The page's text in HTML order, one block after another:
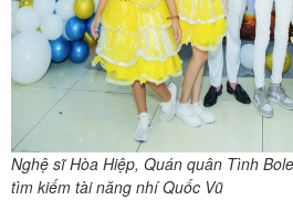
Nghệ sĩ Hòa Hiệp, Quán quân Tình
tìm kiếm tài năng nhí Quốc Vũ